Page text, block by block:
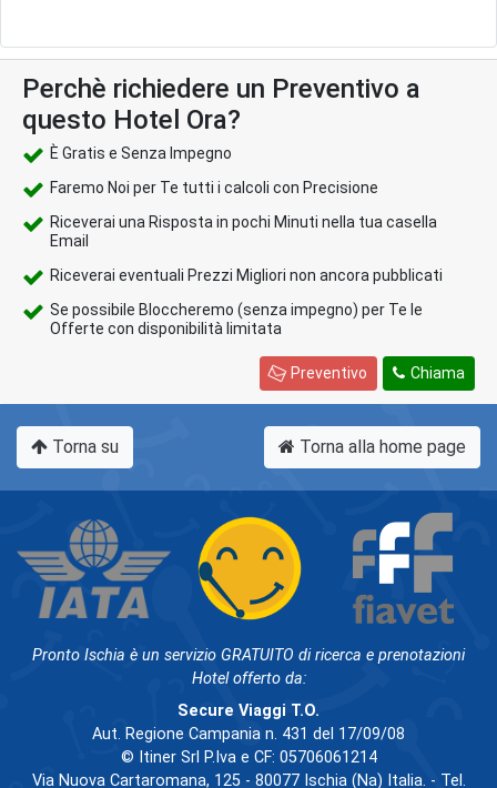
Perchè richiedere un Preventivo a
questo Hotel Ora?
È Gratis e Senza Impegno
Faremo Noi per Te tutti i calcoli con Precisione
Riceverai una Risposta in pochi Minuti nella tua casella
Email
Riceverai eventuali Prezzi Migliori non ancora pubblicati
Se possibile Bloccheremo (senza impegno) per Te le
Offerte con disponibilità limitata
Chiama
Preventivo
Torna su Torna alla home page
Pronto Ischia è un servizio GRATUITO di ricerca e prenotazioni
Hotel offerto da:
Secure Viaggi T.O.
Aut. Regione Campania n. 431 del 17/09/08
© Itiner Srl P.Iva e CF: 05706061214
Via Nuova Cartaromana, 125 - 80077 Ischia (Na) Italia. - Tel.